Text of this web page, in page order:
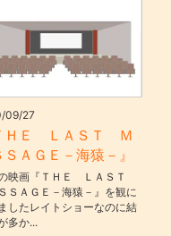
09/27
ＨＥ ＬＡＳＴ Ｍ
ＳＡＧＥ－海猿－』
映画『ＴＨＥ ＬＡＳＴ
ＳＡＧＥ－海猿－』を観に
したレイトショーなのに結
多か...